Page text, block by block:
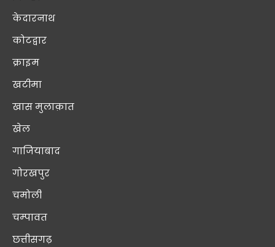
केदारनाथ
कोटद्वार
क्राइम
खटीमा
खास मुलाक़ात
खेल
गाजियाबाद
गोरखपुर
चमोली
चम्पावत
छत्तीसगढ़